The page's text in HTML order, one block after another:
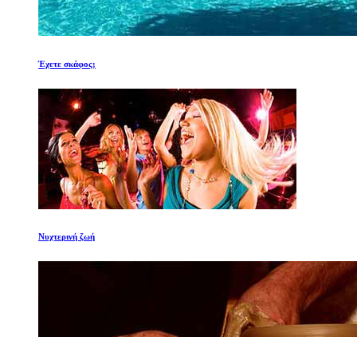
Έχετε σκάφος;
Νυχτερινή ζωή